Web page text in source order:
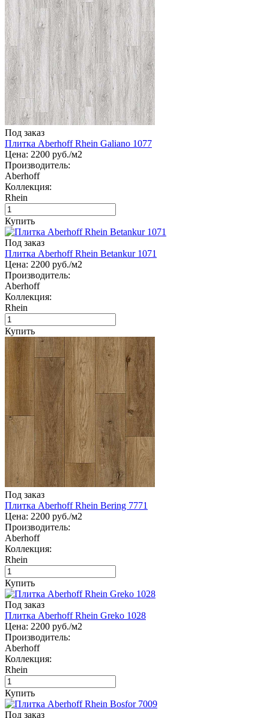
Под заказ
Плитка Aberhoff Rhein Galiano 1077
Цена: 2200 руб./м2
Производитель:
Aberhoff
Коллекция:
Rhein
Купить
Под заказ
Плитка Aberhoff Rhein Betankur 1071
Цена: 2200 руб./м2
Производитель:
Aberhoff
Коллекция:
Rhein
Купить
Под заказ
Плитка Aberhoff Rhein Bering 7771
Цена: 2200 руб./м2
Производитель:
Aberhoff
Коллекция:
Rhein
Купить
Под заказ
Плитка Aberhoff Rhein Greko 1028
Цена: 2200 руб./м2
Производитель:
Aberhoff
Коллекция:
Rhein
Купить
Под заказ